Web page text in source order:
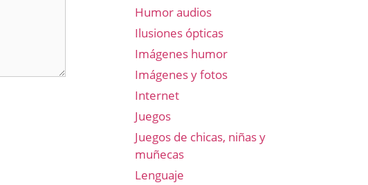
Humor audios
Ilusiones ópticas
Imágenes humor
Imágenes y fotos
Internet
Juegos
Juegos de chicas, niñas y
muñecas
Lenguaje